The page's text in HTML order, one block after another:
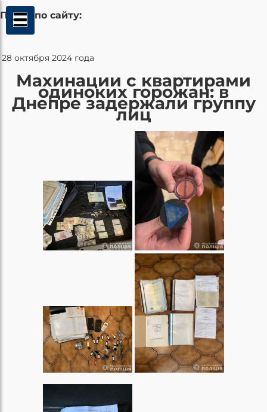
Поиск по сайту:
28 октября 2024 года
Махинации с квартирами
одиноких горожан: в
Днепре задержали группу
лиц